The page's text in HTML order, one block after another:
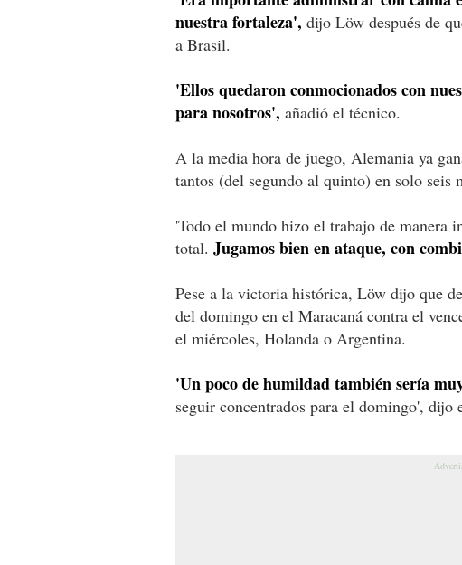
nuestra fortaleza', dijo Löw después de
a Brasil.
'Ellos quedaron conmocionados con
para nosotros', añadió el técnico.
A la media hora de juego, Alemania ya
tantos (del segundo al quinto) en solo seis
'Todo el mundo hizo el trabajo de manera
total. Jugamos bien en ataque, con
Pese a la victoria histórica, Löw dijo que
del domingo en el Maracaná contra el
el miércoles, Holanda o Argentina.
'Un poco de humildad también sería
seguir concentrados para el domingo', dijo